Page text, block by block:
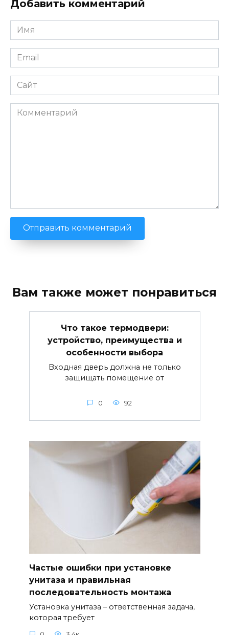
Добавить комментарий
Имя
*
Email
*
Сайт
Комментарий
Вам также может понравиться
Что такое термодвери:
устройство, преимущества и
особенности выбора
Входная дверь должна не только
защищать помещение от
0 92
Частые ошибки при установке
унитаза и правильная
последовательность монтажа
Установка унитаза – ответственная задача,
которая требует